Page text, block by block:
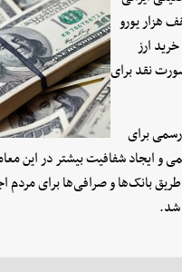
سقف هزار یورو
در هر بازه زمانی ۳۶۵ روزه خرید ارز
نقد برای
برای
و ایجاد شفافیت بیشتر در
طریق بانک‌ها و صرافی‌ها برای
شد.